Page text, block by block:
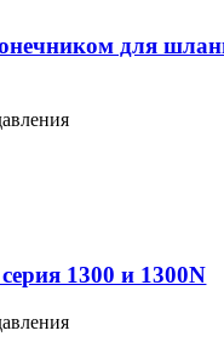
для
1300 и 1300N